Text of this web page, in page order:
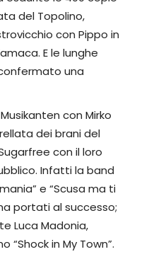
del Topolino,
con Pippo in
E le lunghe
una
con Mirko
dei brani del
con il loro
Infatti la band
e “Scusa ma ti
portati al successo;
Luca Madonia,
“Shock in My Town”.